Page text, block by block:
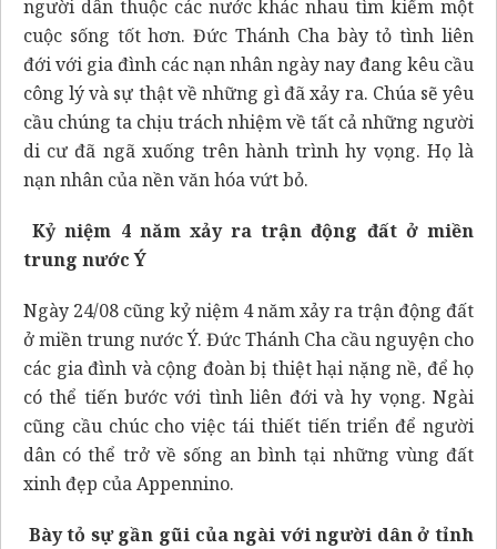
người dân thuộc các nước khác nhau tìm kiếm một
cuộc sống tốt hơn. Đức Thánh Cha bày tỏ tình liên
đới với gia đình các nạn nhân ngày nay đang kêu cầu
công lý và sự thật về những gì đã xảy ra. Chúa sẽ yêu
cầu chúng ta chịu trách nhiệm về tất cả những người
di cư đã ngã xuống trên hành trình hy vọng. Họ là
nạn nhân của nền văn hóa vứt bỏ.
Kỷ niệm 4 năm xảy ra trận động đất ở miền
trung nước Ý
Ngày 24/08 cũng kỷ niệm 4 năm xảy ra trận động đất
ở miền trung nước Ý. Đức Thánh Cha cầu nguyện cho
các gia đình và cộng đoàn bị thiệt hại nặng nề, để họ
có thể tiến bước với tình liên đới và hy vọng. Ngài
cũng cầu chúc cho việc tái thiết tiến triển để người
dân có thể trở về sống an bình tại những vùng đất
xinh đẹp của Appennino.
Bày tỏ sự gần gũi của ngài với người dân ở tỉnh